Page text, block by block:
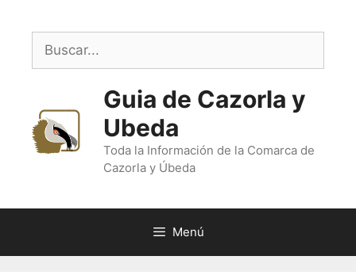
contenido
Buscar:
Guia de Cazorla y
Ubeda
Toda la Información de la Comarca de
Cazorla y Úbeda
Menú